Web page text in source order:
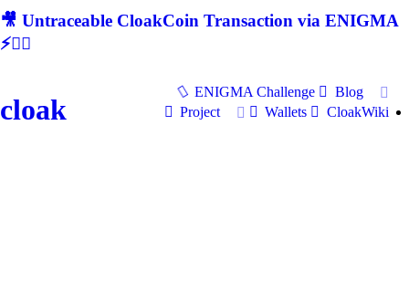
🎥 Untraceable CloakCoin Transaction via ENIGMA
⚡🕵‍♂
cloak
ENIGMA Challenge
Blog
Project
Wallets CloakWiki